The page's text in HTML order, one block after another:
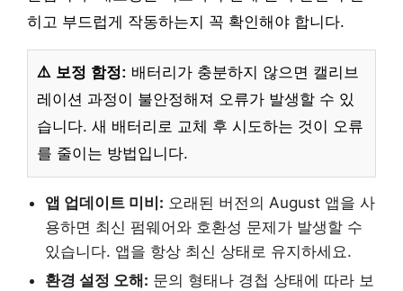
히고 부드럽게 작동하는지 꼭 확인해야 합니다.
⚠️ 보정 함정: 배터리가 충분하지 않으면 캘리브
레이션 과정이 불안정해져 오류가 발생할 수 있
습니다. 새 배터리로 교체 후 시도하는 것이 오류
를 줄이는 방법입니다.
앱 업데이트 미비: 오래된 버전의 August 앱을 사
용하면 최신 펌웨어와 호환성 문제가 발생할 수
있습니다. 앱을 항상 최신 상태로 유지하세요.
환경 설정 오해: 문의 형태나 경첩 상태에 따라 보